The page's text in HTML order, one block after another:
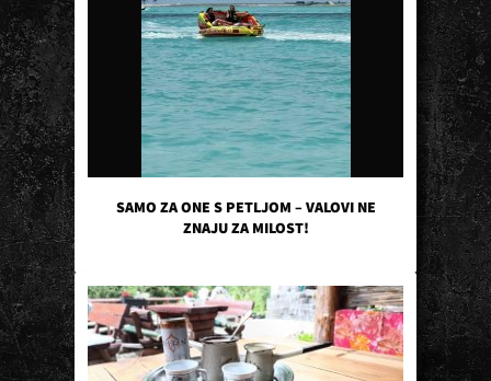
SAMO ZA ONE S PETLJOM – VALOVI NE
ZNAJU ZA MILOST!